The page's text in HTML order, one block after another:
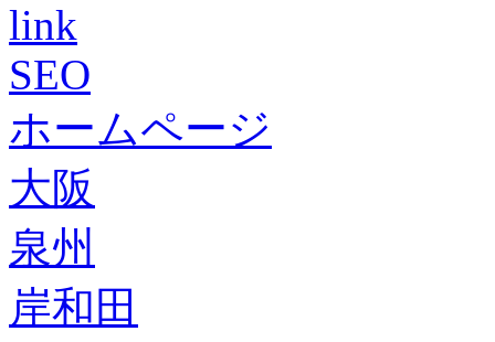
link
SEO
ホームページ
大阪
泉州
岸和田